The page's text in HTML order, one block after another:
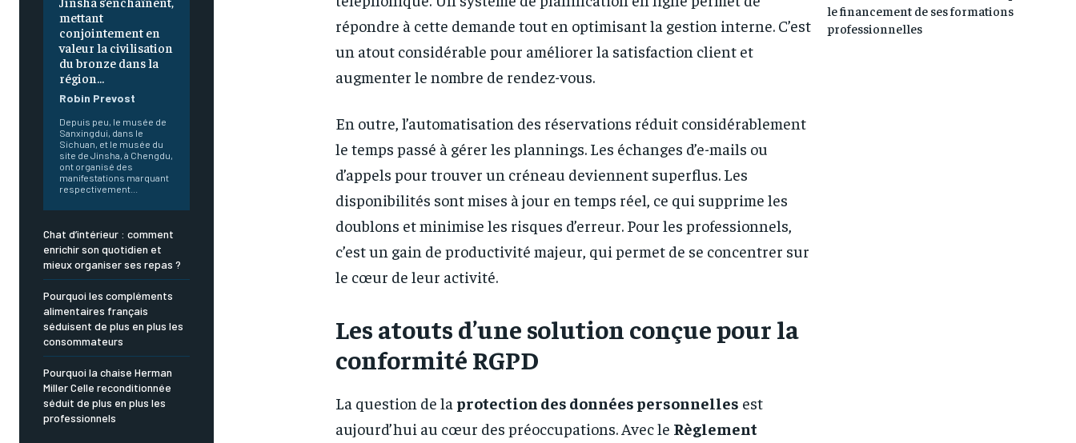
mettant
conjointement en
valeur la civilisation
du bronze dans la
région...
Robin Prevost
Depuis peu, le musée de
Sanxingdui, dans le
Sichuan, et le musée du
site de Jinsha, à Chengdu,
ont organisé des
manifestations marquant
respectivement...
Chat d’intérieur : comment
enrichir son quotidien et
mieux organiser ses repas ?
Pourquoi les compléments
alimentaires français
séduisent de plus en plus les
consommateurs
Pourquoi la chaise Herman
Miller Celle reconditionnée
séduit de plus en plus les
professionnels
répondre à cette demande tout en optimisant la gestion interne. C’est
un atout considérable pour améliorer la satisfaction client et
augmenter le nombre de rendez-vous.
En outre, l’automatisation des réservations réduit considérablement
le temps passé à gérer les plannings. Les échanges d’e-mails ou
d’appels pour trouver un créneau deviennent superflus. Les
disponibilités sont mises à jour en temps réel, ce qui supprime les
doublons et minimise les risques d’erreur. Pour les professionnels,
c’est un gain de productivité majeur, qui permet de se concentrer sur
le cœur de leur activité.
Les atouts d’une solution conçue pour la
conformité RGPD
La question de la protection des données personnelles est
aujourd’hui au cœur des préoccupations. Avec le Règlement
le financement de ses formations
professionnelles